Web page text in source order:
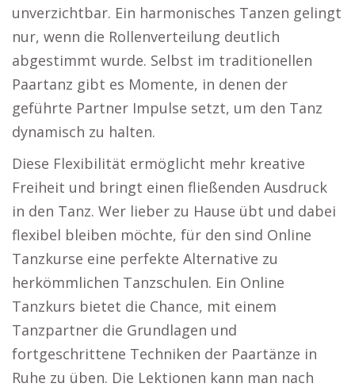
unverzichtbar. Ein harmonisches Tanzen gelingt
nur, wenn die Rollenverteilung deutlich
abgestimmt wurde. Selbst im traditionellen
Paartanz gibt es Momente, in denen der
geführte Partner Impulse setzt, um den Tanz
dynamisch zu halten.
Diese Flexibilität ermöglicht mehr kreative
Freiheit und bringt einen fließenden Ausdruck
in den Tanz. Wer lieber zu Hause übt und dabei
flexibel bleiben möchte, für den sind Online
Tanzkurse eine perfekte Alternative zu
herkömmlichen Tanzschulen. Ein Online
Tanzkurs bietet die Chance, mit einem
Tanzpartner die Grundlagen und
fortgeschrittene Techniken der Paartänze in
Ruhe zu üben. Die Lektionen kann man nach